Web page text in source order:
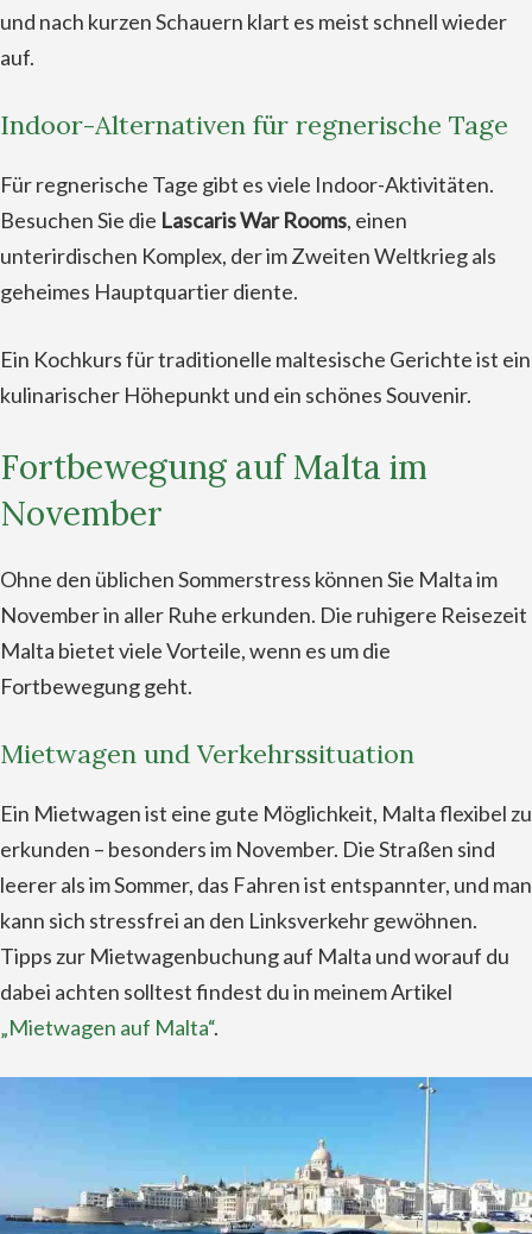
und nach kurzen Schauern klart es meist schnell wieder
auf.
Indoor-Alternativen für regnerische Tage
Für regnerische Tage gibt es viele Indoor-Aktivitäten.
Besuchen Sie die Lascaris War Rooms, einen
unterirdischen Komplex, der im Zweiten Weltkrieg als
geheimes Hauptquartier diente.
Ein Kochkurs für traditionelle maltesische Gerichte ist ein
kulinarischer Höhepunkt und ein schönes Souvenir.
Fortbewegung auf Malta im
November
Ohne den üblichen Sommerstress können Sie Malta im
November in aller Ruhe erkunden. Die ruhigere Reisezeit
Malta bietet viele Vorteile, wenn es um die
Fortbewegung geht.
Mietwagen und Verkehrssituation
Ein Mietwagen ist eine gute Möglichkeit, Malta flexibel zu
erkunden – besonders im November. Die Straßen sind
leerer als im Sommer, das Fahren ist entspannter, und man
kann sich stressfrei an den Linksverkehr gewöhnen.
Tipps zur Mietwagenbuchung auf Malta und worauf du
dabei achten solltest findest du in meinem Artikel
„Mietwagen auf Malta“.